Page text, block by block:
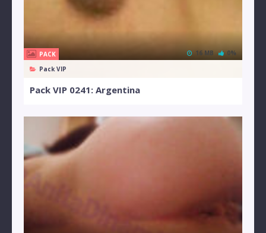
PACK
Pack VIP
16 MB 0%
Pack VIP 0241: Argentina